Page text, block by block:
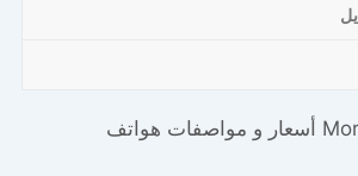
أسعار و مواصفات هواتف